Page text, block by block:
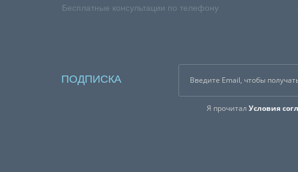
Бесплатные консультации по телефону
ПОДПИСКА
Я прочиталУсловия